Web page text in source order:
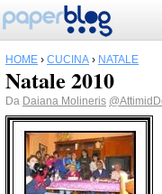
HOME › CUCINA › NATALE
Natale 2010
Da Daiana Molineris